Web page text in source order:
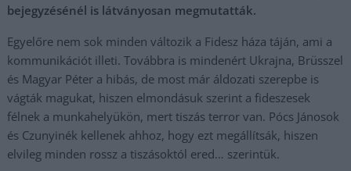
bejegyzésénél is látványosan megmutatták.
Egyelőre nem sok minden változik a Fidesz háza táján, ami a
kommunikációt illeti. Továbbra is mindenért Ukrajna, Brüsszel
és Magyar Péter a hibás, de most már áldozati szerepbe is
vágták magukat, hiszen elmondásuk szerint a fideszesek
félnek a munkahelyükön, mert tiszás terror van. Pócs Jánosok
és Czunyinék kellenek ahhoz, hogy ezt megállítsák, hiszen
elvileg minden rossz a tiszásoktól ered… szerintük.